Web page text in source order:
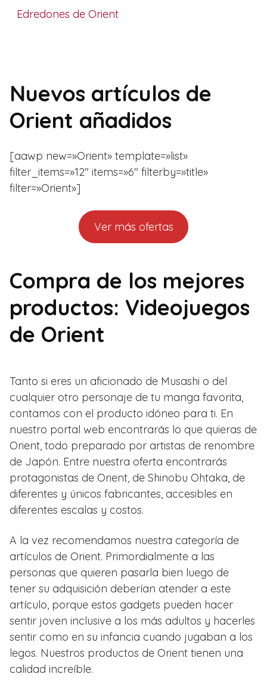
Edredones de Orient
Nuevos artículos de
Orient añadidos
[aawp new=»Orient» template=»list»
filter_items=»12″ items=»6″ filterby=»title»
filter=»Orient»]
Ver más ofertas
Compra de los mejores
productos: Videojuegos
de Orient
Tanto si eres un aficionado de Musashi o del
cualquier otro personaje de tu manga favorita,
contamos con el producto idóneo para ti. En
nuestro portal web encontrarás lo que quieras de
Orient, todo preparado por artistas de renombre
de Japón. Entre nuestra oferta encontrarás
protagonistas de Orient, de Shinobu Ohtaka, de
diferentes y únicos fabricantes, accesibles en
diferentes escalas y costos.
A la vez recomendamos nuestra categoría de
artículos de Orient. Primordialmente a las
personas que quieren pasarla bien luego de
tener su adquisición deberían atender a este
artículo, porque estos gadgets pueden hacer
sentir joven inclusive a los más adultos y hacerles
sentir como en su infancia cuando jugaban a los
legos. Nuestros productos de Orient tienen una
calidad increíble.